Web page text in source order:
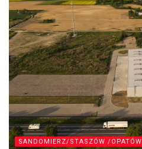
SANDOMIERZ/STASZÓW /OPATÓW